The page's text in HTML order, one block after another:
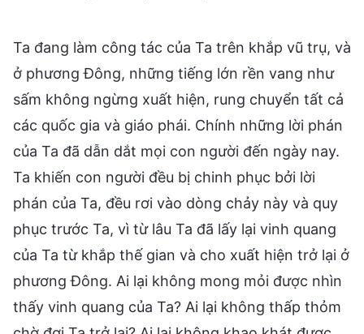
Ta đang làm công tác của Ta trên khắp vũ trụ, và
ở phương Đông, những tiếng lớn rền vang như
sấm không ngừng xuất hiện, rung chuyển tất cả
các quốc gia và giáo phái. Chính những lời phán
của Ta đã dẫn dắt mọi con người đến ngày nay.
Ta khiến con người đều bị chinh phục bởi lời
phán của Ta, đều rơi vào dòng chảy này và quy
phục trước Ta, vì từ lâu Ta đã lấy lại vinh quang
của Ta từ khắp thế gian và cho xuất hiện trở lại ở
phương Đông. Ai lại không mong mỏi được nhìn
thấy vinh quang của Ta? Ai lại không thấp thỏm